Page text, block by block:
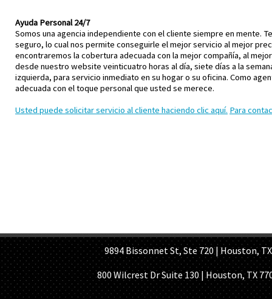
Ayuda Personal 24/7
Somos una agencia independiente con el cliente siempre en mente.
seguro, lo cual nos permite conseguirle el mejor servicio al mejor
encontraremos la cobertura adecuada con la mejor compañía, al
desde nuestro website veinticuatro horas al día, siete días a la
izquierda, para servicio inmediato en su hogar o su oficina. Como
adecuada con el toque personal que usted se merece.
Usted puede solicitar servicio al cliente haciendo clic aquí. Para
9894 Bissonnet St, Ste 720 | Houston, TX
800 Wilcrest Dr Suite 130 | Houston, TX